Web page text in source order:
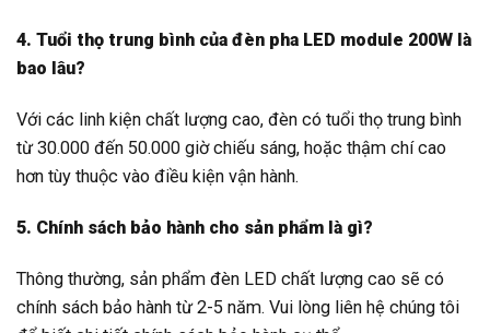
4. Tuổi thọ trung bình của đèn pha LED module 200W là
bao lâu?
Với các linh kiện chất lượng cao, đèn có tuổi thọ trung bình
từ 30.000 đến 50.000 giờ chiếu sáng, hoặc thậm chí cao
hơn tùy thuộc vào điều kiện vận hành.
5. Chính sách bảo hành cho sản phẩm là gì?
Thông thường, sản phẩm đèn LED chất lượng cao sẽ có
chính sách bảo hành từ 2-5 năm. Vui lòng liên hệ chúng tôi